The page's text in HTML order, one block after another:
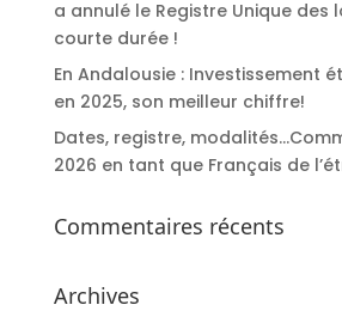
a annulé le Registre Unique des
courte durée !
En Andalousie : Investissement
en 2025, son meilleur chiffre!
Dates, registre,
2026 en tant que Français de
Commentaires récents
Archives